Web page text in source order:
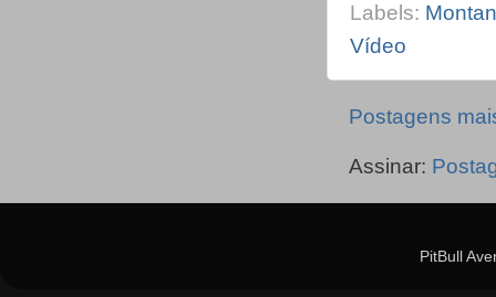
Labels:
Vídeo
Postagens
Assinar:
PitBull